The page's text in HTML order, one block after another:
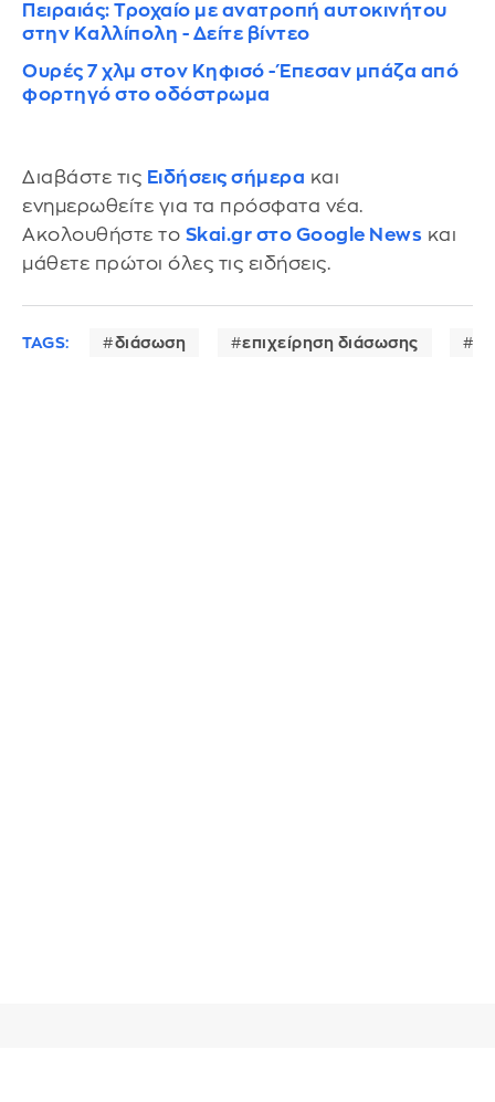
Πειραιάς: Τροχαίο με ανατροπή αυτοκινήτου
στην Καλλίπολη - Δείτε βίντεο
Ουρές 7 χλμ στον Κηφισό - Έπεσαν μπάζα από
φορτηγό στο οδόστρωμα
Διαβάστε τις Ειδήσεις σήμερα και
ενημερωθείτε για τα πρόσφατα νέα.
Ακολουθήστε το Skai.gr στο Google News και
μάθετε πρώτοι όλες τις ειδήσεις.
TAGS: διάσωση επιχείρηση διάσωσης